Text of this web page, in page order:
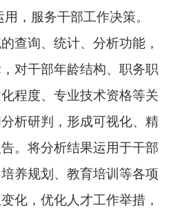
，服务干部工作决策。
查询、统计、分析功能，
对干部年龄结构、职务职
程度、专业技术资格等关
析研判，形成可视化、精
。将分析结果运用于干部
养规划、教育培训等各项
化，优化人才工作举措，